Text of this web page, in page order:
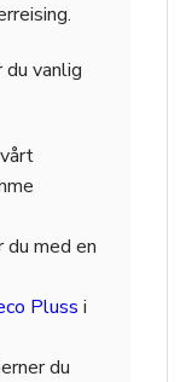
vanlig
du med en
Pluss i
du